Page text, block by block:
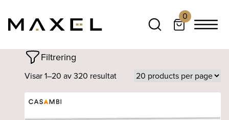
0
Filtrering
Visar 1–20 av 320 resultat